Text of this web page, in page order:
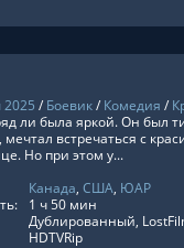
/ Боевик/ Комедия /
ли была яркой. Он был
встречаться с
Но при этом у...
Канада, США, ЮАР
1 ч 50 мин
HDTVRip